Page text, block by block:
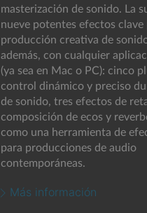
masterización de sonido. La
nueve potentes efectos clave
producción creativa de
además, con cualquier
(ya sea en Mac o PC): cinco
control dinámico y preciso
de sonido, tres efectos de
composición de ecos y
como una herramienta de
para producciones de audio
contemporáneas.
Más información